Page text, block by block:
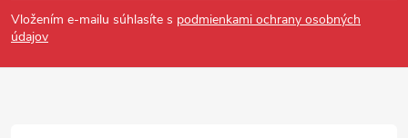
Vložením e-mailu súhlasíte s podmienkami ochrany osobných
údajov